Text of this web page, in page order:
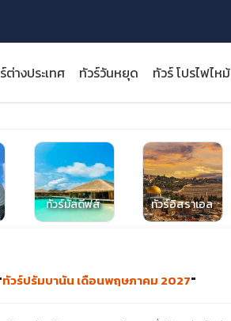
ต่างประเทศ ทัวร์วันหยุด ทัวร์ โปรไฟไหม้
ทัวร์มัลดีฟส์ ทัวร์อิสราเอล
ทัวร์ปรัมบานัน เดือนพฤษภาคม 2027"